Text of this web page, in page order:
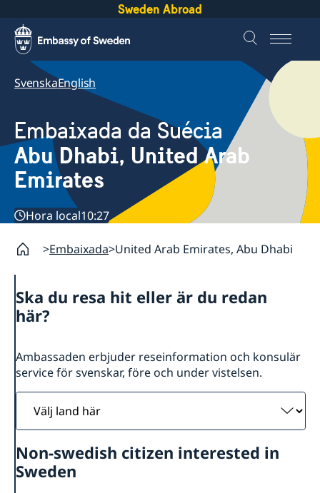
Sweden Abroad
SvenskaEnglish
Embaixada da Suécia
Abu Dhabi, United Arab
Emirates
Hora local10:27
Embaixada United Arab Emirates, Abu Dhabi
Ska du resa hit eller är du redan
här?
Ambassaden erbjuder reseinformation och konsulär
service för svenskar, före och under vistelsen.
Välj
land
här
Non-swedish citizen interested in
Sweden